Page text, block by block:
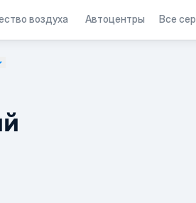
воздуха Автоцентры Все